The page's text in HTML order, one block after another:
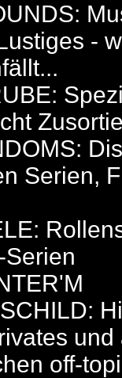
-
Serien,
off-